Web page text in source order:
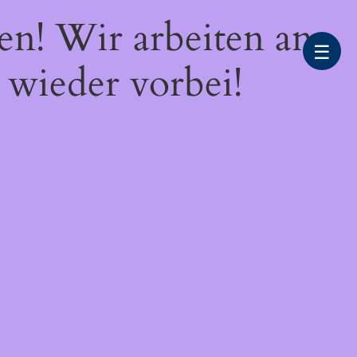
Wir arbeiten an
vorbei!
☰